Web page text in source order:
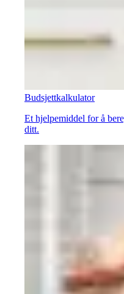
Budsjettkalkulator
Et hjelpemiddel for å
ditt.